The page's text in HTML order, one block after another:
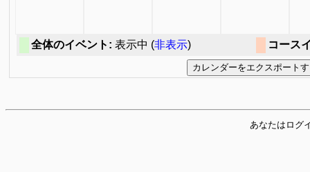
全体のイベント: 表示中 (非表示) コース
あなたはログ